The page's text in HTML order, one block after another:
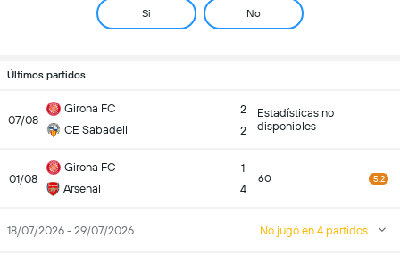
Si No
Últimos partidos
07/08
Girona FC
CE Sabadell
2
2
Estadísticas no
disponibles
01/08
Girona FC
Arsenal
1
4
60 5.2
18/07/2026 - 29/07/2026 No jugó en 4 partidos